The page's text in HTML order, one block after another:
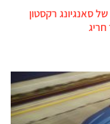
סאנגיונג רקסטון